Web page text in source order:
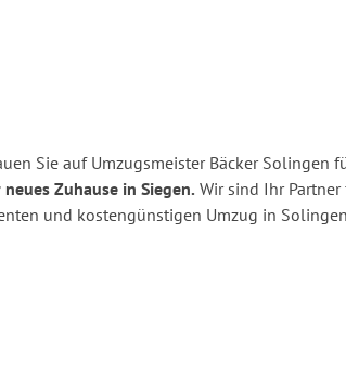
Sie auf Umzugsmeister Bäcker Solingen
neues Zuhause in Siegen. Wir sind Ihr
und kostengünstigen Umzug in